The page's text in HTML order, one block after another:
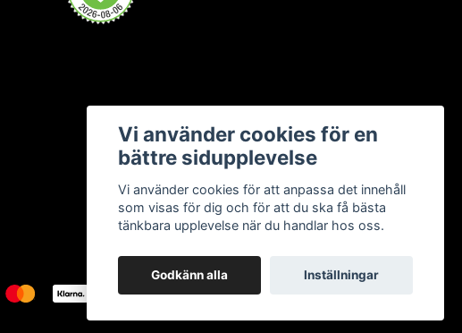
Vi använder cookies för en
bättre sidupplevelse
Vi använder cookies för att anpassa det innehåll
som visas för dig och för att du ska få bästa
tänkbara upplevelse när du handlar hos oss.
Godkänn alla Inställningar